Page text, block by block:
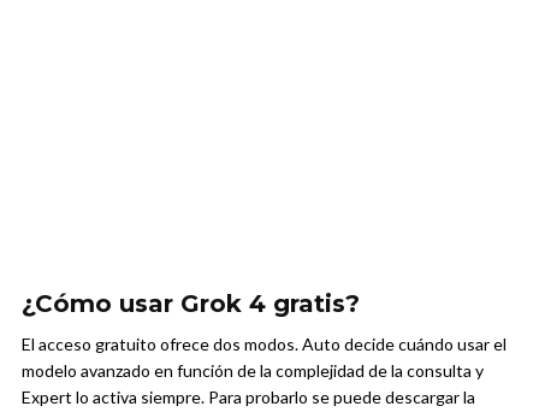
¿Cómo usar Grok 4 gratis?
El acceso gratuito ofrece dos modos. Auto decide cuándo usar el
modelo avanzado en función de la complejidad de la consulta y
Expert lo activa siempre. Para probarlo se puede descargar la